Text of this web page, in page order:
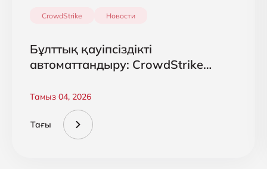
CrowdStrike Новости
Бұлттық қауіпсіздікті
автоматтандыру: CrowdStrike
Тамыз 04, 2026
Тағы